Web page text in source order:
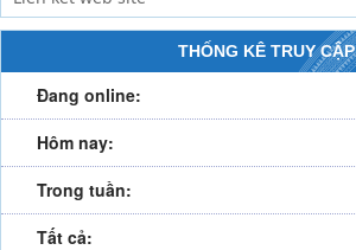
THỐNG KÊ TRUY CẬP
Đang online:
Hôm nay:
Trong tuần:
Tất cả: